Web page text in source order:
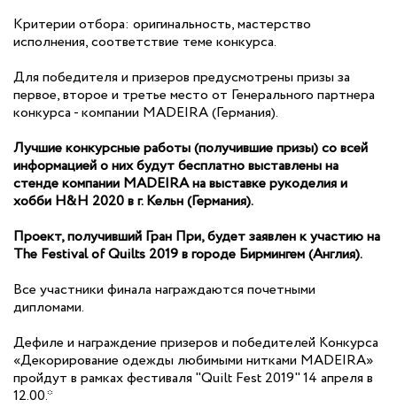
Критерии отбора: оригинальность, мастерство
исполнения, соответствие теме конкурса.
Для победителя и призеров предусмотрены призы за
первое, второе и третье место от Генерального партнера
конкурса - компании MADEIRA (Германия).
Лучшие конкурсные работы (получившие призы) со всей
информацией о них будут бесплатно выставлены на
стенде компании MADEIRA на выставке рукоделия и
хобби H&H 2020 в г. Кельн (Германия).
Проект, получивший Гран При, будет заявлен к участию на
The Festival of Quilts 2019 в городе Бирмингем (Англия).
Все участники финала награждаются почетными
дипломами.
Дефиле и награждение призеров и победителей Конкурса
«Декорирование одежды любимыми нитками MADEIRA»
пройдут в рамках фестиваля "Quilt Fest 2019" 14 апреля в
12.00.*